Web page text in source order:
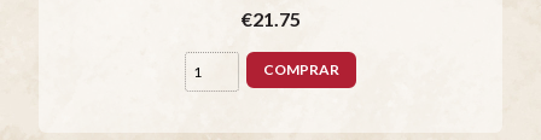
€21.75
COMPRAR